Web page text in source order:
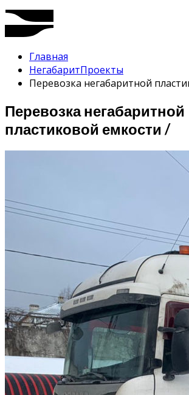
Главная
НегабаритПроекты
Перевозка негабаритной
Перевозка негабаритной
пластиковой емкости /